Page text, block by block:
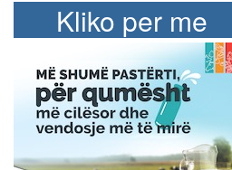
Kliko per me
shume